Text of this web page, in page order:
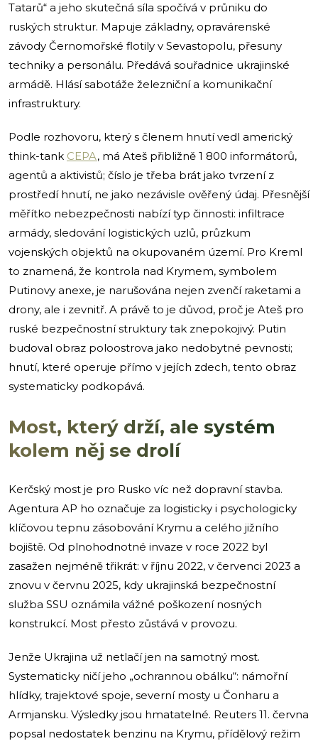
Tatarů“ a jeho skutečná síla spočívá v průniku do
ruských struktur. Mapuje základny, opravárenské
závody Černomořské flotily v Sevastopolu, přesuny
techniky a personálu. Předává souřadnice ukrajinské
armádě. Hlásí sabotáže železniční a komunikační
infrastruktury.
Podle rozhovoru, který s členem hnutí vedl americký
think-tank CEPA, má Ateš přibližně 1 800 informátorů,
agentů a aktivistů; číslo je třeba brát jako tvrzení z
prostředí hnutí, ne jako nezávisle ověřený údaj. Přesnější
měřítko nebezpečnosti nabízí typ činnosti: infiltrace
armády, sledování logistických uzlů, průzkum
vojenských objektů na okupovaném území. Pro Kreml
to znamená, že kontrola nad Krymem, symbolem
Putinovy anexe, je narušována nejen zvenčí raketami a
drony, ale i zevnitř. A právě to je důvod, proč je Ateš pro
ruské bezpečnostní struktury tak znepokojivý. Putin
budoval obraz poloostrova jako nedobytné pevnosti;
hnutí, které operuje přímo v jejích zdech, tento obraz
systematicky podkopává.
Most, který drží, ale systém
kolem něj se drolí
Kerčský most je pro Rusko víc než dopravní stavba.
Agentura AP ho označuje za logisticky i psychologicky
klíčovou tepnu zásobování Krymu a celého jižního
bojiště. Od plnohodnotné invaze v roce 2022 byl
zasažen nejméně třikrát: v říjnu 2022, v červenci 2023 a
znovu v červnu 2025, kdy ukrajinská bezpečnostní
služba SSU oznámila vážné poškození nosných
konstrukcí. Most přesto zůstává v provozu.
Jenže Ukrajina už netlačí jen na samotný most.
Systematicky ničí jeho „ochrannou obálku“: námořní
hlídky, trajektové spoje, severní mosty u Čonharu a
Armjansku. Výsledky jsou hmatatelné. Reuters 11. června
popsal nedostatek benzinu na Krymu, přídělový režim